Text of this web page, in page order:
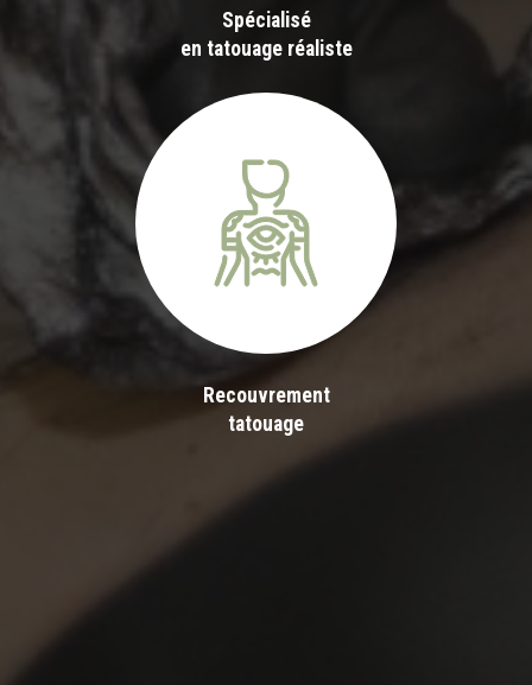
Spécialisé
en tatouage réaliste
Recouvrement
tatouage